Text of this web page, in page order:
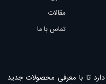
مقالات
تماس با ما
دارد تا با معرفی محصولات جدید